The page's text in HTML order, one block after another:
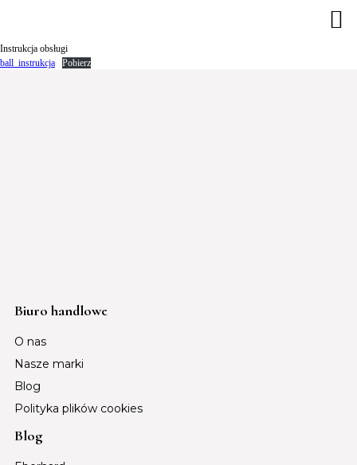
Instrukcja obsługi
ball_instrukcja
Pobierz
Biuro handlowe
O nas
Nasze marki
Blog
Polityka plików cookies
Blog